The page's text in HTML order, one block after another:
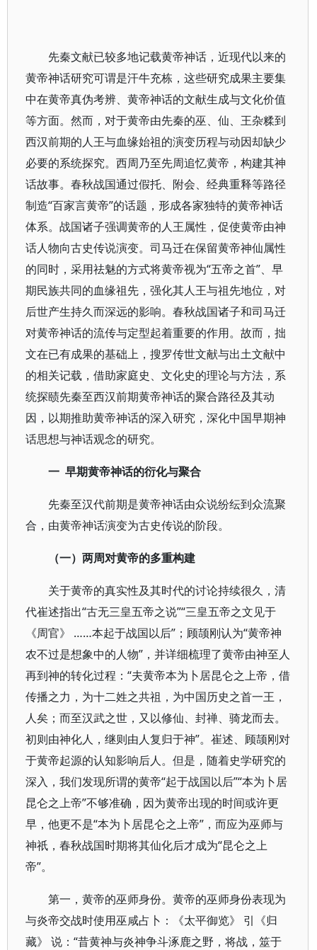
先秦文献已较多地记载黄帝神话，近现代以来的
黄帝神话研究可谓是汗牛充栋，这些研究成果主要集
中在黄帝真伪考辨、黄帝神话的文献生成与文化价值
等方面。然而，对于黄帝由先秦的巫、仙、王杂糅到
西汉前期的人王与血缘始祖的演变历程与动因却缺少
必要的系统探究。西周乃至先周追忆黄帝，构建其神
话故事。春秋战国通过假托、附会、经典重释等路径
制造“百家言黄帝”的话题，形成各家独特的黄帝神话
体系。战国诸子强调黄帝的人王属性，促使黄帝由神
话人物向古史传说演变。司马迁在保留黄帝神仙属性
的同时，采用祛魅的方式将黄帝视为“五帝之首”、早
期民族共同的血缘祖先，强化其人王与祖先地位，对
后世产生持久而深远的影响。春秋战国诸子和司马迁
对黄帝神话的流传与定型起着重要的作用。故而，拙
文在已有成果的基础上，搜罗传世文献与出土文献中
的相关记载，借助家庭史、文化史的理论与方法，系
统探赜先秦至西汉前期黄帝神话的聚合路径及其动
因，以期推助黄帝神话的深入研究，深化中国早期神
话思想与神话观念的研究。
一 早期黄帝神话的衍化与聚合
先秦至汉代前期是黄帝神话由众说纷纭到众流聚
合，由黄帝神话演变为古史传说的阶段。
（一）两周对黄帝的多重构建
关于黄帝的真实性及其时代的讨论持续很久，清
代崔述指出“古无三皇五帝之说”“三皇五帝之文见于
《周官》 ……本起于战国以后”；顾颉刚认为“黄帝神
农不过是想象中的人物”，并详细梳理了黄帝由神至人
再到神的转化过程：“夫黄帝本为卜居昆仑之上帝，借
传播之力，为十二姓之共祖，为中国历史之首一王，
人矣；而至汉武之世，又以修仙、封禅、骑龙而去。
初则由神化人，继则由人复归于神”。崔述、顾颉刚对
于黄帝起源的认知影响后人。但是，随着史学研究的
深入，我们发现所谓的黄帝“起于战国以后”“本为卜居
昆仑之上帝”不够准确，因为黄帝出现的时间或许更
早，他更不是“本为卜居昆仑之上帝”，而应为巫师与
神祇，春秋战国时期将其仙化后才成为“昆仑之上
帝”。
第一，黄帝的巫师身份。黄帝的巫师身份表现为
与炎帝交战时使用巫咸占卜：《太平御览》 引《归
藏》 说：“昔黄神与炎神争斗涿鹿之野，将战，筮于